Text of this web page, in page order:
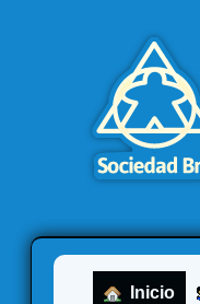
Inicio